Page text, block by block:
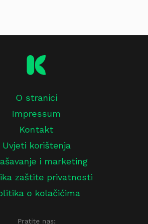
O stranici
Impressum
Kontakt
Uvjeti korištenja
i marketing
zaštite privatnosti
o kolačićima
Pratite nas: